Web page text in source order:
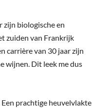
zijn biologische en
zuiden van Frankrijk
carrière van 30 jaar zijn
wijnen. Dit leek me dus
prachtige heuvelvlakte